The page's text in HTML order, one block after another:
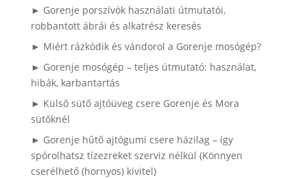
► Gorenje porszívók használati útmutatói,
robbantott ábrái és alkatrész keresés
► Miért rázkódik és vándorol a Gorenje mosógép?
► Gorenje mosógép – teljes útmutató: használat,
hibák, karbantartás
► Külső sütő ajtóüveg csere Gorenje és Mora
sütőknél
► Gorenje hűtő ajtógumi csere házilag – így
spórolhatsz tízezreket szerviz nélkül (Könnyen
cserélhető (hornyos) kivitel)